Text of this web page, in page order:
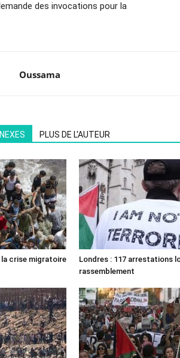
des invocations pour la
Oussama
PLUS DE L'AUTEUR
crise migratoire
Londres : 117 arrestations
rassemblement